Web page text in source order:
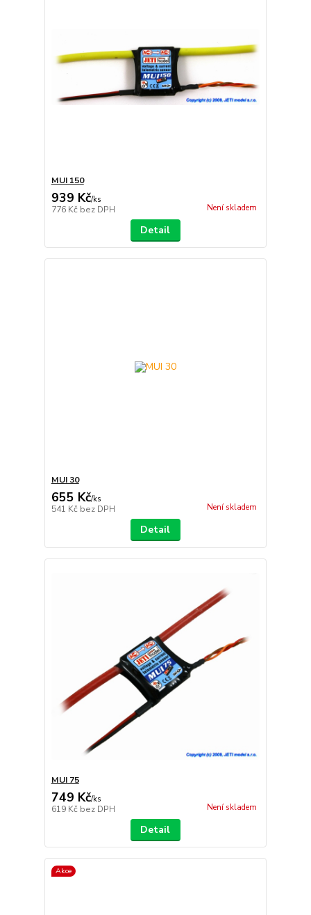
MUI 150
939 Kč/ks
776 Kč bez DPH Není skladem
Detail
MUI 30
655 Kč/ks
541 Kč bez DPH Není skladem
Detail
MUI 75
749 Kč/ks
619 Kč bez DPH Není skladem
Detail
Akce